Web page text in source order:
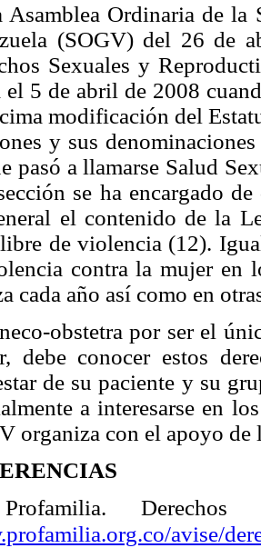
Asamblea Ordinaria de la
(SOGV) del 26 de
Sexuales y
el 5 de abril de 2008
modificación del
y sus
pasó a llamarse Salud
se ha encargado
el contenido de la
de violencia (12).
contra la mujer en
cada año así como en
obstetra por ser el
debe conocer estos
de su paciente y su
a interesarse en
organiza con el apoyo de
Derechos
avise/